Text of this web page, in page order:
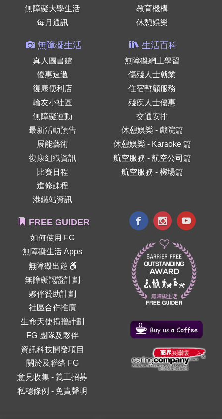
無障礙大學生活
每月通訊
教育機構
休憩娛樂
無障礙生活
真人圖書館
優惠速遞
復康便利店
輪友小社區
無障礙運動
最新活動預告
展能藝術
復康組織資訊
比賽日程
進修課程
港鐵站資訊
生活百科
無障礙網上學習
傷殘人士就業
住宿暫顧服務
殘疾人士優惠
交通安排
休憩娛樂 - 戲院篇
休憩娛樂 - Karaoke 篇
航空服務 - 航空公司篇
航空服務 - 機場篇
FREE GUIDER
如何使用 FG
無障礙生活 Apps
無障礙出遊
無障礙認證計劃
夥伴贊助計劃
社區合作推廣
生命天使捐贈計劃
FG 團隊及夥伴
資訊科技開發項目
關於及聯絡 FG
意見收集 -義工招募
私穩條例 - 免責聲明